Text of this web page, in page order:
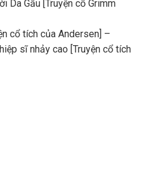
Da Gấu [Truyện cổ Grimm
cổ tích của Andersen] –
sĩ nhảy cao [Truyện cổ tích